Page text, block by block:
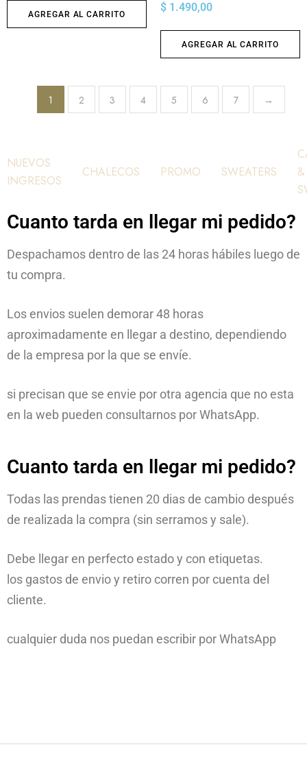
AGREGAR AL CARRITO
$ 1.490,00
AGREGAR AL CARRITO
1 2 3 4 5 6 7 →
NUEVOS
INGRESOS
CHALECOS PROMO SWEATERS
&
Cuanto tarda en llegar mi pedido?
Despachamos dentro de las 24 horas hábiles luego de
tu compra.
Los envios suelen demorar 48 horas
aproximadamente en llegar a destino, dependiendo
de la empresa por la que se envíe.
si precisan que se envie por otra agencia que no esta
en la web pueden consultarnos por WhatsApp.
Cuanto tarda en llegar mi pedido?
Todas las prendas tienen 20 dias de cambio después
de realizada la compra (sin serramos y sale).
Debe llegar en perfecto estado y con etiquetas.
los gastos de envio y retiro corren por cuenta del
cliente.
cualquier duda nos puedan escribir por WhatsApp